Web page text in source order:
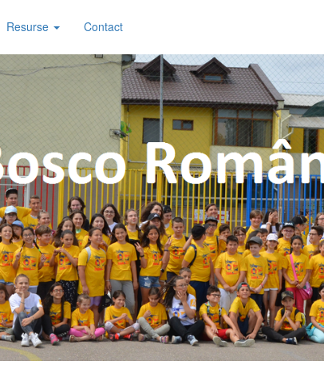
Resurse Contact